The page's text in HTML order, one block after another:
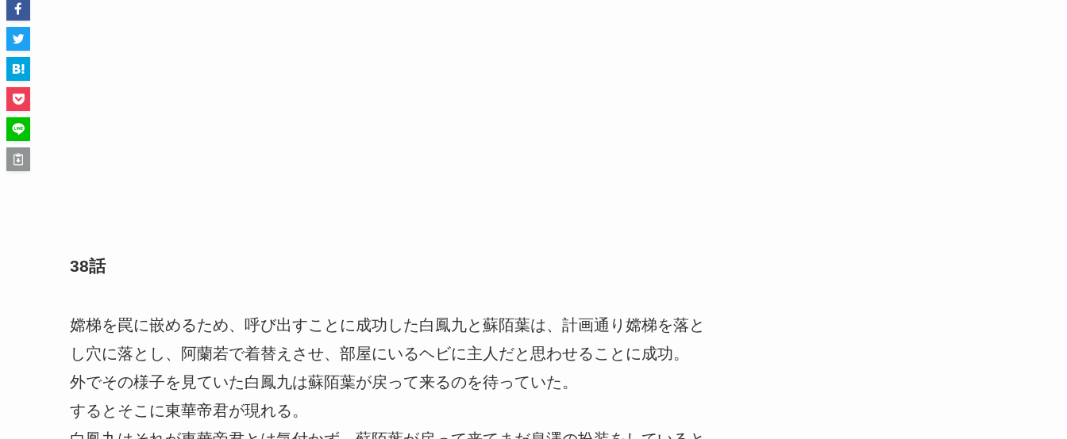
38話
嫦梯を罠に嵌めるため、呼び出すことに成功した白鳳九と蘇陌葉は、計画通り嫦梯を落と
し穴に落とし、阿蘭若で着替えさせ、部屋にいるヘビに主人だと思わせることに成功。
外でその様子を見ていた白鳳九は蘇陌葉が戻って来るのを待っていた。
するとそこに東華帝君が現れる。